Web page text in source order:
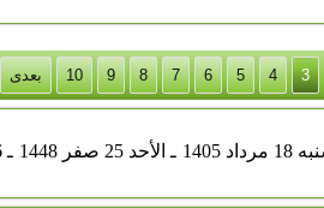
3
4
5
6
7
8
9
10 بعدی
ـ الأحد 25 صفر 1448 ـ Aug 09 2026